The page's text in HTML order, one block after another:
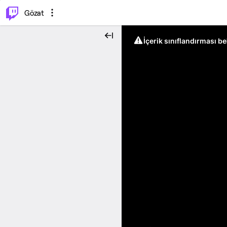
Gözat
İçerik sınıflandırması